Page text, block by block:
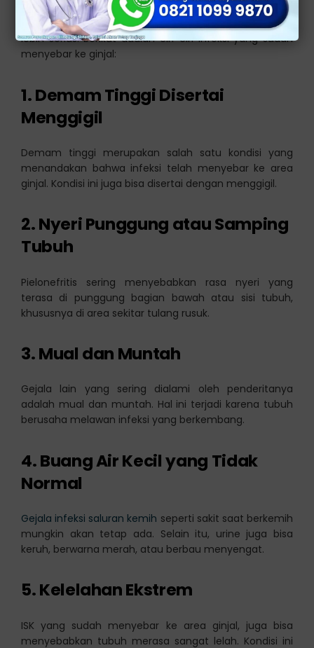
Meskipun terlihat sepele, tetapi ISK bisa menyebar ke
ginjal dan menyebabkan masalah kesehatan yang
lebih serius. Berikut adalah ciri-ciri infeksi yang sudah
menyebar ke ginjal:
1. Demam Tinggi Disertai
Menggigil
Demam tinggi merupakan salah satu kondisi yang
menandakan bahwa infeksi telah menyebar ke area
ginjal. Kondisi ini juga bisa disertai dengan menggigil.
2. Nyeri Punggung atau Samping
Tubuh
Pielonefritis sering menyebabkan rasa nyeri yang
terasa di punggung bagian bawah atau sisi tubuh,
khususnya di area sekitar tulang rusuk.
3. Mual dan Muntah
Gejala lain yang sering dialami oleh penderitanya
adalah mual dan muntah. Hal ini terjadi karena tubuh
berusaha melawan infeksi yang berkembang.
4. Buang Air Kecil yang Tidak
Normal
Gejala infeksi saluran kemih seperti sakit saat berkemih
mungkin akan tetap ada. Selain itu, urine juga bisa
keruh, berwarna merah, atau berbau menyengat.
5. Kelelahan Ekstrem
ISK yang sudah menyebar ke area ginjal, juga bisa
menyebabkan tubuh merasa sangat lelah. Kondisi ini